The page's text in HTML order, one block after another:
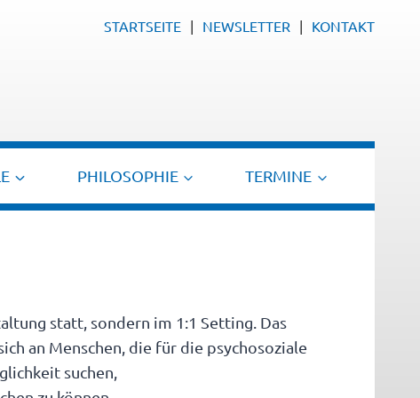
STARTSEITE NEWSLETTER KONTAKT
PHILOSOPHIE TERMINE
statt, sondern im 1:1 Setting. Das
an Menschen, die für die psychosoziale
suchen,